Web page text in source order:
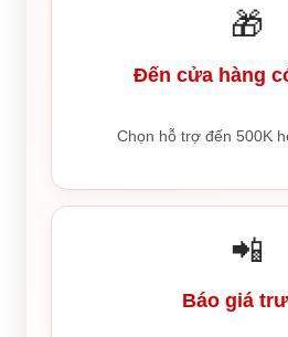
🎁
Đến cửa hàng
Chọn hỗ trợ đến 500K
📲
Báo giá